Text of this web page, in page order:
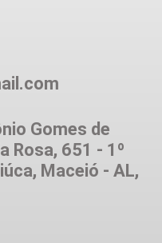
Gomes de
Rosa, 651 - 1º
Maceió - AL,